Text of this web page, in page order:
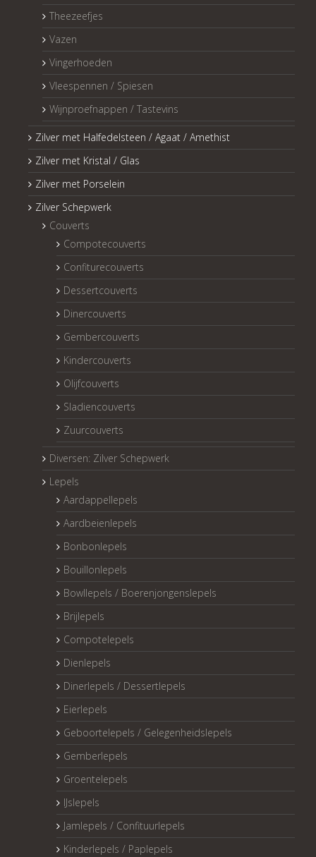
Theezeefjes
Vazen
Vingerhoeden
Vleespennen / Spiesen
Wijnproefnappen / Tastevins
Zilver met Halfedelsteen / Agaat / Amethist
Zilver met Kristal / Glas
Zilver met Porselein
Zilver Schepwerk
Couverts
Compotecouverts
Confiturecouverts
Dessertcouverts
Dinercouverts
Gembercouverts
Kindercouverts
Olijfcouverts
Sladiencouverts
Zuurcouverts
Diversen: Zilver Schepwerk
Lepels
Aardappellepels
Aardbeienlepels
Bonbonlepels
Bouillonlepels
Bowllepels / Boerenjongenslepels
Brijlepels
Compotelepels
Dienlepels
Dinerlepels / Dessertlepels
Eierlepels
Geboortelepels / Gelegenheidslepels
Gemberlepels
Groentelepels
IJslepels
Jamlepels / Confituurlepels
Kinderlepels / Paplepels